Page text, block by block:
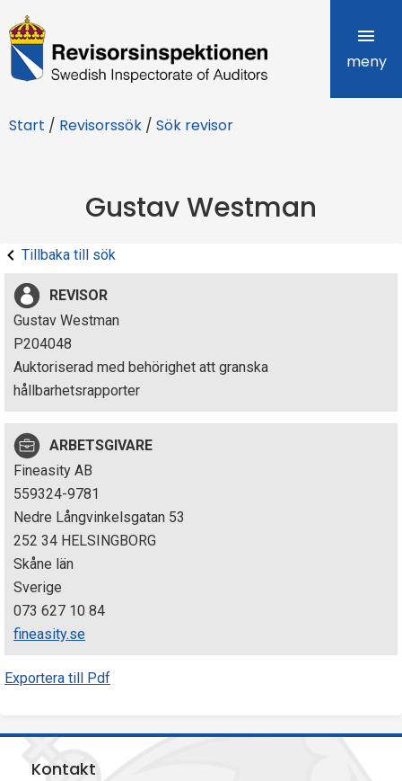
R
e
i
r
s
i
n
s
p
e
k
t
i
o
n
e
meny
Start / Revisorssök / Sök revisor
Gustav Westman
Tillbaka till sök
REVISOR
Gustav Westman
P204048
Auktoriserad med behörighet att granska
hållbarhetsrapporter
ARBETSGIVARE
Fineasity AB
559324-9781
Nedre Långvinkelsgatan 53
252 34 HELSINGBORG
Skåne län
Sverige
073 627 10 84
fineasity.se
Exportera till Pdf
Kontakt